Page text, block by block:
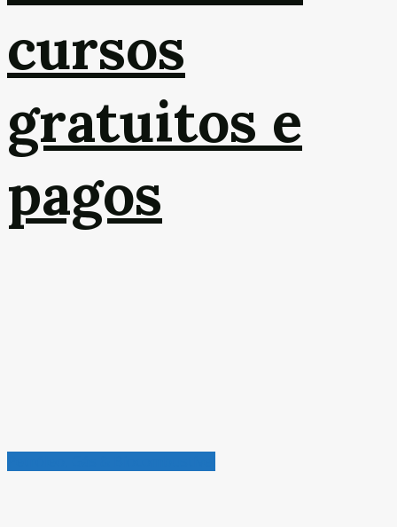
cursos
gratuitos e
pagos